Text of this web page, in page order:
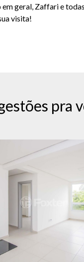
geral, Zaffari e
visita!
pra